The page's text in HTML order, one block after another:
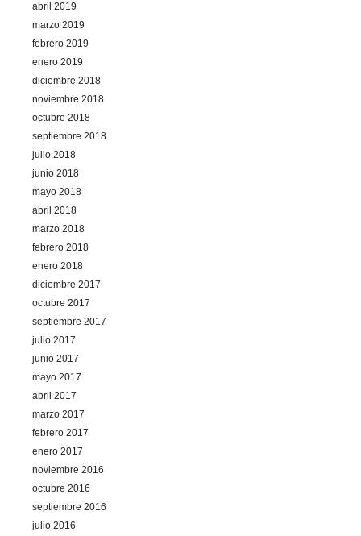
abril 2019
marzo 2019
febrero 2019
enero 2019
diciembre 2018
noviembre 2018
octubre 2018
septiembre 2018
julio 2018
junio 2018
mayo 2018
abril 2018
marzo 2018
febrero 2018
enero 2018
diciembre 2017
octubre 2017
septiembre 2017
julio 2017
junio 2017
mayo 2017
abril 2017
marzo 2017
febrero 2017
enero 2017
noviembre 2016
octubre 2016
septiembre 2016
julio 2016